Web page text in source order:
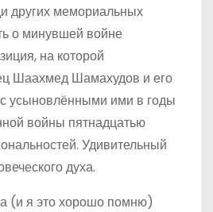
других мемориальных
о минувшей войне
на которой
Шаахмед Шамахудов и его
усыновлёнными ими в годы
войны пятнадцатью
Удивительный
духа.
(и я это хорошо помню)